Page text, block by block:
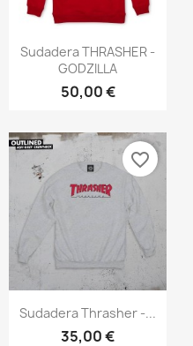
Vista rápida
Sudadera THRASHER -
GODZILLA
50,00 €
Vista rápida
Sudadera Thrasher -...
35,00 €
favorite_border